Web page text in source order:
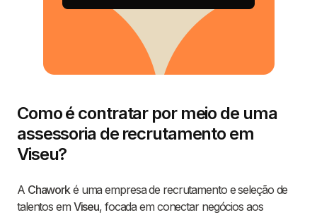
Como é contratar por meio de uma
assessoria de recrutamento em
Viseu?
A Chaworké uma empresa de recrutamento e seleção de
talentos em Viseu, focada em conectar negócios aos